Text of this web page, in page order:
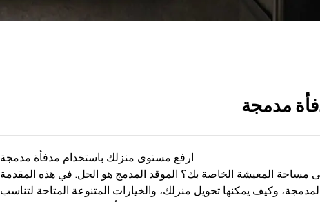
مدمجة
ارفع مستوى منزلك باستخدام مدفأة مدمجة
مساحة المعيشة الخاصة بك؟ الموقد المدمج هو الحل. في هذه المقدمة
وكيف يمكنها تحويل منزلك، والخيارات المتنوعة المتاحة لتناسب